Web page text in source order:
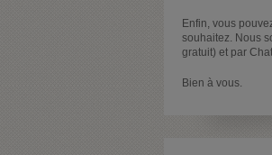
Enfin, vous
souhaitez. Nous
gratuit) et par
Bien à vous.